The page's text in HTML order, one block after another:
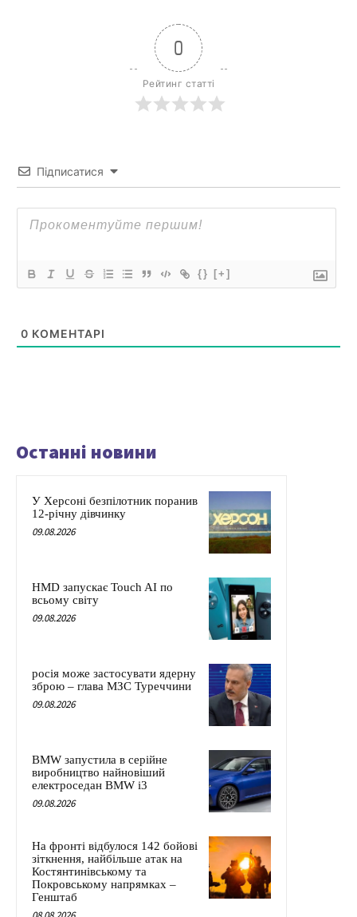
0
Рейтинг статті
Підписатися
{} [+]
0 КОМЕНТАРІ
Останні новини
У Херсоні безпілотник поранив
12-річну дівчинку
09.08.2026
HMD запускає Touch AI по
всьому світу
09.08.2026
росія може застосувати ядерну
зброю – глава МЗС Туреччини
09.08.2026
BMW запустила в серійне
виробництво найновіший
електроседан BMW i3
09.08.2026
На фронті відбулося 142 бойові
зіткнення, найбільше атак на
Костянтинівському та
Покровському напрямках –
Генштаб